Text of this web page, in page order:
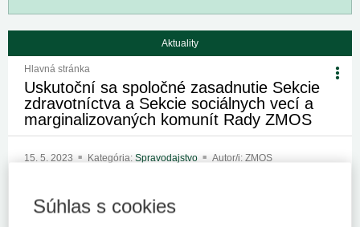
Aktuality
Hlavná stránka
Uskutoční sa spoločné zasadnutie Sekcie
zdravotníctva a Sekcie sociálnych vecí a
marginalizovaných komunít Rady ZMOS
15. 5. 2023 Kategória: Spravodajstvo Autor/i: ZMOS
Vazan zvolal online zasadnutie Sekcie zdravotníctva aj za
Súhlas s cookies